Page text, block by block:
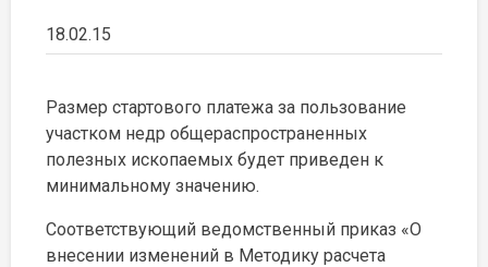
18.02.15
Размер стартового платежа за пользование
участком недр общераспространенных
полезных ископаемых будет приведен к
минимальному значению.
Соответствующий ведомственный приказ «О
внесении изменений в Методику расчета